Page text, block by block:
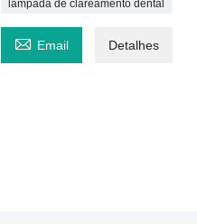
lâmpada de clareamento dental
 Email Detalhes